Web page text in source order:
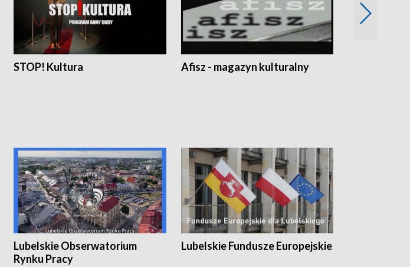
STOP! Kultura Afisz - magazyn kulturalny
Lubelskie Obserwatorium
Rynku Pracy
Lubelskie Fundusze Europejskie